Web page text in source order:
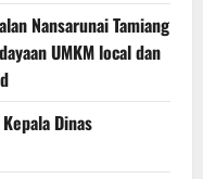
Nansarunai Tamiang
UMKM local dan
Dinas